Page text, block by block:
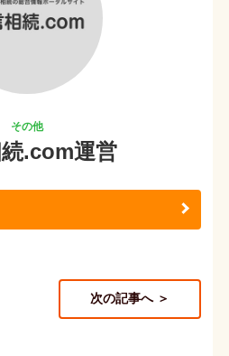
.com運営
次の記事へ ＞